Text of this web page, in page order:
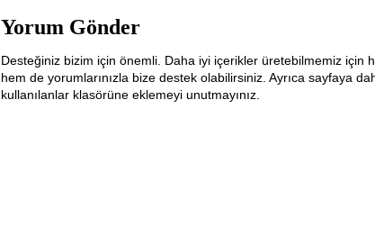
Yorum Gönder
Desteğiniz bizim için önemli. Daha iyi içerikler üretebilmemiz için
hem de yorumlarınızla bize destek olabilirsiniz. Ayrıca sayfaya
kullanılanlar klasörüne eklemeyi unutmayınız.